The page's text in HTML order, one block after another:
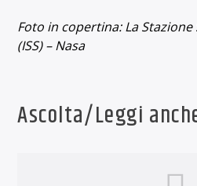
Foto in copertina: La
(ISS) – Nasa
Ascolta/Leggi